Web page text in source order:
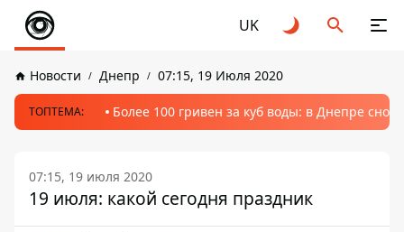
UK
Новости Днепр 07:15, 19 Июля 2020
ТОПТЕМА: Более 100 гривен за куб воды: в Днепре
07:15, 19 июля 2020
19 июля: какой сегодня праздник